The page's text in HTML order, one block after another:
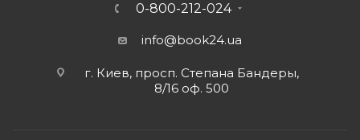
0-800-212-024
info@book24.ua
г. Киев, просп. Степана Бандеры,
8/16 оф. 500